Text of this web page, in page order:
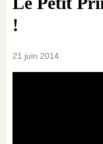
!
21 juin 2014